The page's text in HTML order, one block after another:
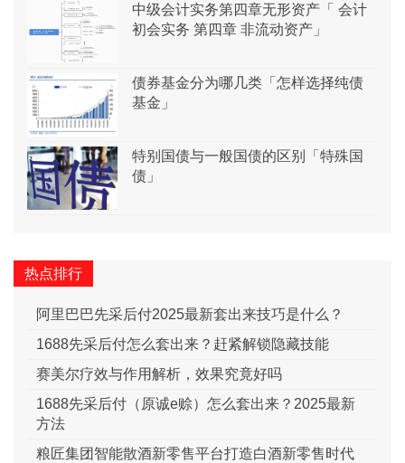
中级会计实务第四章无形资产「 会计
初会实务 第四章 非流动资产」
债券基金分为哪几类「怎样选择纯债
基金」
特别国债与一般国债的区别「特殊国
债」
热点排行
阿里巴巴先采后付2025最新套出来技巧是什么？
1688先采后付怎么套出来？赶紧解锁隐藏技能
赛美尔疗效与作用解析，效果究竟好吗
1688先采后付（原诚e赊）怎么套出来？2025最新
方法
粮匠集团智能散酒新零售平台打造白酒新零售时代